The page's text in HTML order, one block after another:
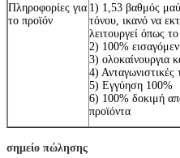
Πληροφορίες για
το προϊόν
1) 1,53 βαθμός
τόνου, ικανό να
λειτουργεί όπως
2) 100%
3) ολοκαίνουργια
4) Ανταγωνιστικές
5) Εγγύηση 100%
6) 100% δοκιμή
προϊόντα
σημείο πώλησης